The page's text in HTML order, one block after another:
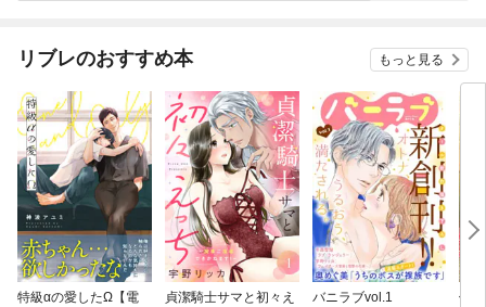
リブレのおすすめ本 もっと見る
特級αの愛したΩ【電
貞潔騎士サマと初々え
バニラブvol.1
偽